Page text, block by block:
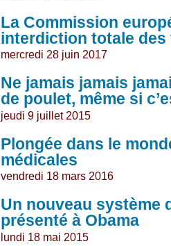
La Commission
interdiction totale
mercredi 28 juin 2017
Ne jamais jamais
de poulet, même si
jeudi 9 juillet 2015
Plongée dans le
médicales
vendredi 18 mars 2016
Un nouveau système
présenté à Obama
lundi 18 mai 2015